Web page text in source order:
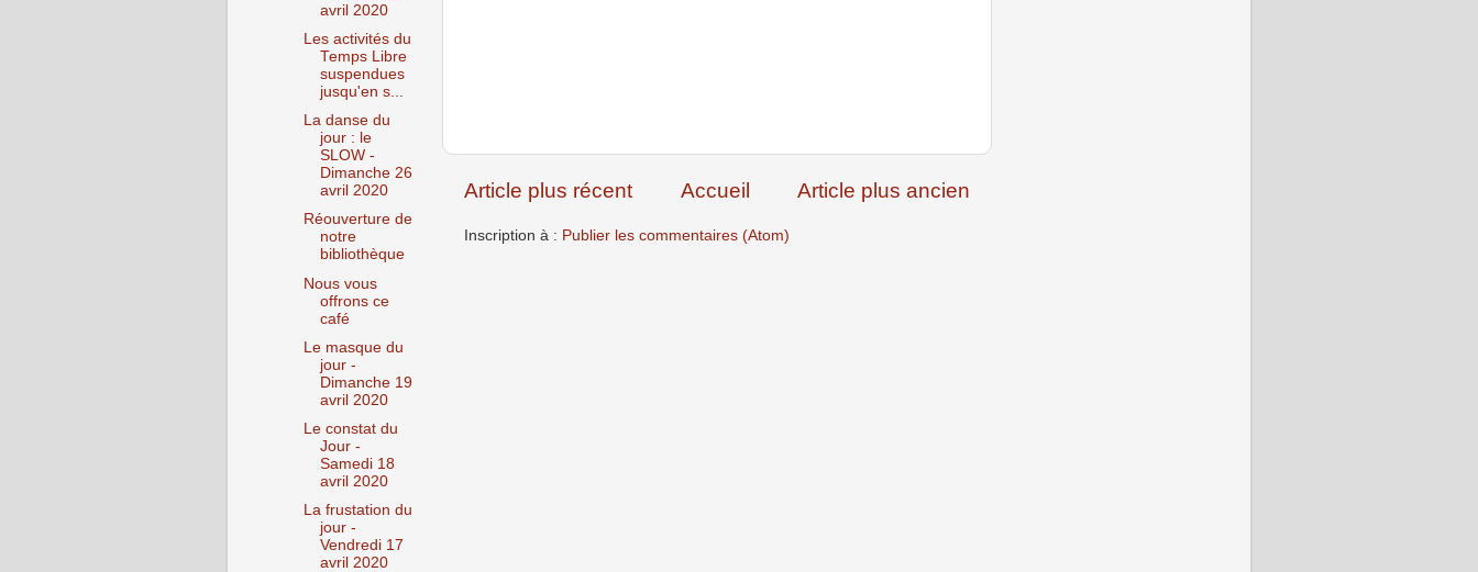
Article plus récent Article plus ancien
Accueil
Inscription à : Publier les commentaires (Atom)
avril 2020
Les activités du
Temps Libre
suspendues
jusqu'en s...
La danse du
jour : le
SLOW -
Dimanche 26
avril 2020
Réouverture de
notre
bibliothèque
Nous vous
offrons ce
café
Le masque du
jour -
Dimanche 19
avril 2020
Le constat du
Jour -
Samedi 18
avril 2020
La frustation du
jour -
Vendredi 17
avril 2020